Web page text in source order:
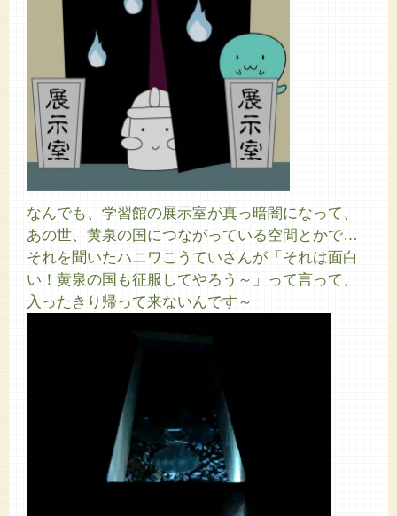
なんでも、学習館の展示室が真っ暗闇になって、
あの世、黄泉の国につながっている空間とかで…
それを聞いたハニワこうていさんが「それは面白
い！黄泉の国も征服してやろう～」って言って、
入ったきり帰って来ないんです～